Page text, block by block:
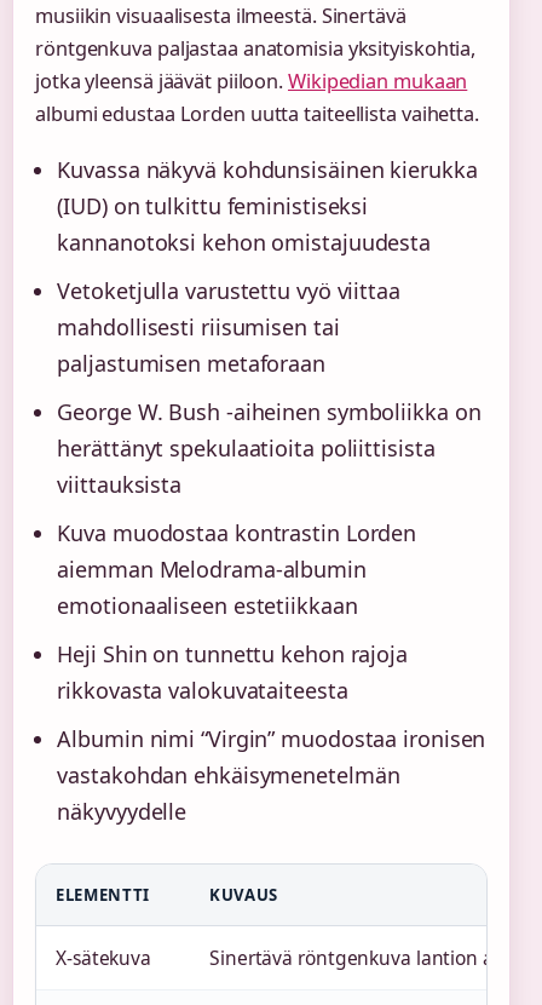
musiikin visuaalisesta ilmeestä. Sinertävä
röntgenkuva paljastaa anatomisia yksityiskohtia,
jotka yleensä jäävät piiloon.Wikipedian mukaan
albumi edustaa Lorden uutta taiteellista vaihetta.
Kuvassa näkyvä kohdunsisäinen kierukka
(IUD) on tulkittu feministiseksi
kannanotoksi kehon omistajuudesta
Vetoketjulla varustettu vyö viittaa
mahdollisesti riisumisen tai
paljastumisen metaforaan
George W. Bush -aiheinen symboliikka on
herättänyt spekulaatioita poliittisista
viittauksista
Kuva muodostaa kontrastin Lorden
aiemman Melodrama-albumin
emotionaaliseen estetiikkaan
Heji Shin on tunnettu kehon rajoja
rikkovasta valokuvataiteesta
Albumin nimi “Virgin” muodostaa ironisen
vastakohdan ehkäisymenetelmän
näkyvyydelle
ELEMENTTI KUVAUS
X-sätekuva Sinertävä röntgenkuva lantion